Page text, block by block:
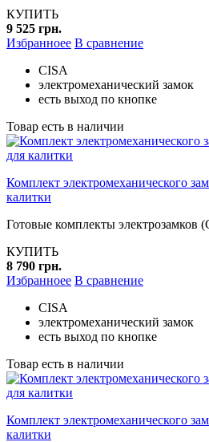
КУПИТЬ
9 525 грн.
Избранноее В сравнение
CISA
электромеханический замок
есть выход по кнопке
Товар есть в наличии
Комплект электромеханического
калитки
Готовые комплекты электрозамков
КУПИТЬ
8 790 грн.
Избранноее В сравнение
CISA
электромеханический замок
есть выход по кнопке
Товар есть в наличии
Комплект электромеханического
калитки